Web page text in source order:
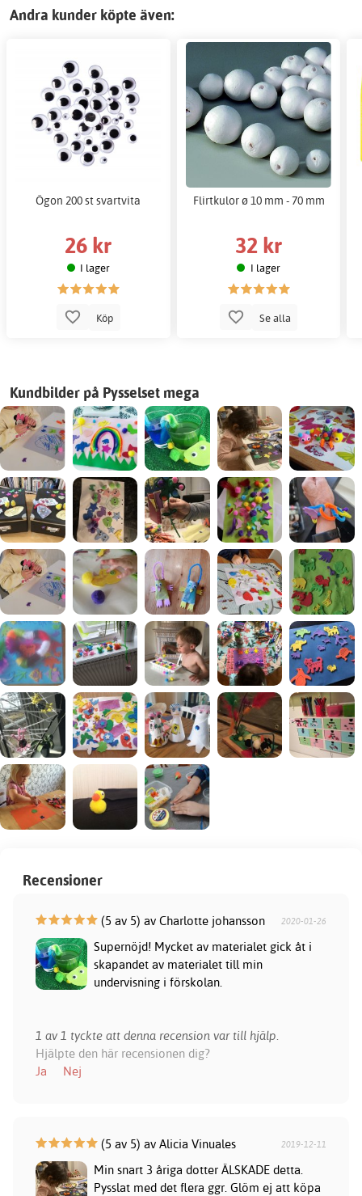
Andra kunder köpte även:
Ögon 200 st svartvita
26 kr
I lager
Köp
Flirtkulor ø 10 mm - 70 mm
32 kr
I lager
Se alla
Kundbilder på Pysselset mega
Recensioner
(5 av 5) av Charlotte johansson 2020-01-26
Supernöjd! Mycket av materialet gick åt i
skapandet av materialet till min
undervisning i förskolan.
1 av 1 tyckte att denna recension var till hjälp.
Hjälpte den här recensionen dig?
Ja
Nej
(5 av 5) av Alicia Vinuales 2019-12-11
Min snart 3 åriga dotter ÄLSKADE detta.
Pysslat med det flera ggr. Glöm ej att köpa